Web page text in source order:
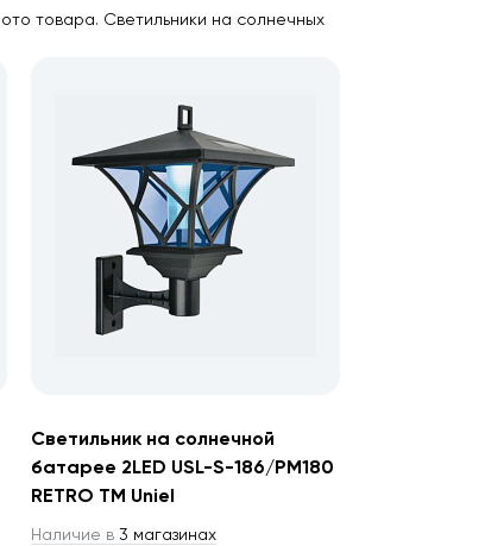
товара. Светильники на солнечных
Светильник на солнечной
батарее 2LED USL-S-186/PM180
RETRO TM Uniel
Наличие в 3 магазинах